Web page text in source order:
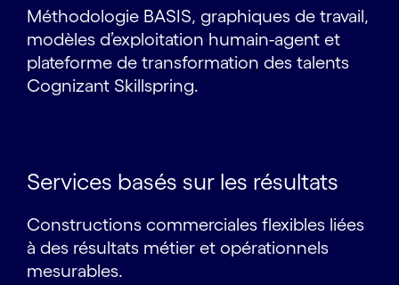
Méthodologie BASIS, graphiques de travail,
modèles d’exploitation humain-agent et
plateforme de transformation des talents
Cognizant Skillspring.
Services basés sur les résultats
Constructions commerciales flexibles liées
à des résultats métier et opérationnels
mesurables.